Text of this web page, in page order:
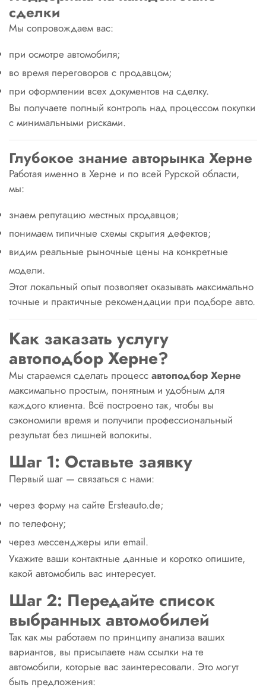
сделки
Мы сопровождаем вас:
при осмотре автомобиля;
во время переговоров с продавцом;
при оформлении всех документов на сделку.
Вы получаете полный контроль над процессом покупки
с минимальными рисками.
Глубокое знание авторынка Херне
Работая именно в Херне и по всей Рурской области,
мы:
знаем репутацию местных продавцов;
понимаем типичные схемы скрытия дефектов;
видим реальные рыночные цены на конкретные
модели.
Этот локальный опыт позволяет оказывать максимально
точные и практичные рекомендации при подборе авто.
Как заказать услугу
автоподбор Херне?
Мы стараемся сделать процесс автоподбор Херне
максимально простым, понятным и удобным для
каждого клиента. Всё построено так, чтобы вы
сэкономили время и получили профессиональный
результат без лишней волокиты.
Шаг 1: Оставьте заявку
Первый шаг — связаться с нами:
через форму на сайте Ersteаuto.de;
по телефону;
через мессенджеры или email.
Укажите ваши контактные данные и коротко опишите,
какой автомобиль вас интересует.
Шаг 2: Передайте список
выбранных автомобилей
Так как мы работаем по принципу анализа ваших
вариантов, вы присылаете нам ссылки на те
автомобили, которые вас заинтересовали. Это могут
быть предложения: